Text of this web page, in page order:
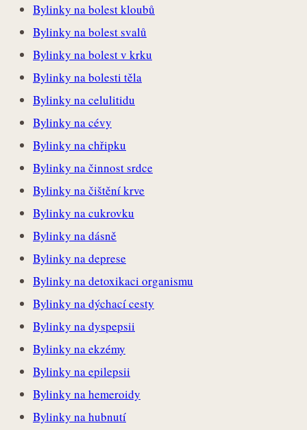
Bylinky na bolest kloubů
Bylinky na bolest svalů
Bylinky na bolest v krku
Bylinky na bolesti těla
Bylinky na celulitidu
Bylinky na cévy
Bylinky na chřipku
Bylinky na činnost srdce
Bylinky na čištění krve
Bylinky na cukrovku
Bylinky na dásně
Bylinky na deprese
Bylinky na detoxikaci organismu
Bylinky na dýchací cesty
Bylinky na dyspepsii
Bylinky na ekzémy
Bylinky na epilepsii
Bylinky na hemeroidy
Bylinky na hubnutí